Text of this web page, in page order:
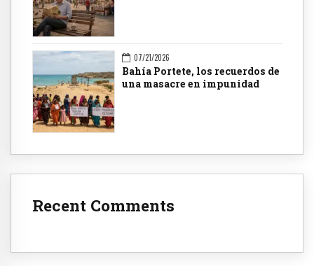
07/21/2026
Bahía Portete, los recuerdos de
una masacre en impunidad
Recent Comments